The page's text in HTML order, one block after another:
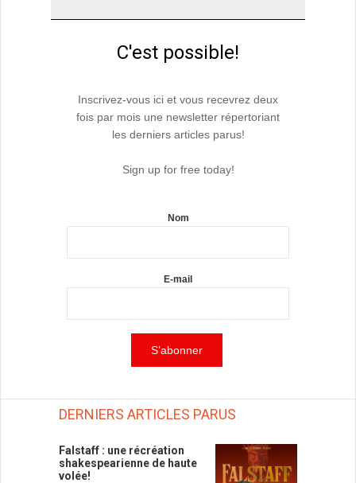
C'est possible!
Inscrivez-vous ici et vous recevrez deux
fois par mois une newsletter répertoriant
les derniers articles parus!
Sign up for free today!
Nom
E-mail
DERNIERS ARTICLES PARUS
Falstaff : une récréation
shakespearienne de haute
volée!